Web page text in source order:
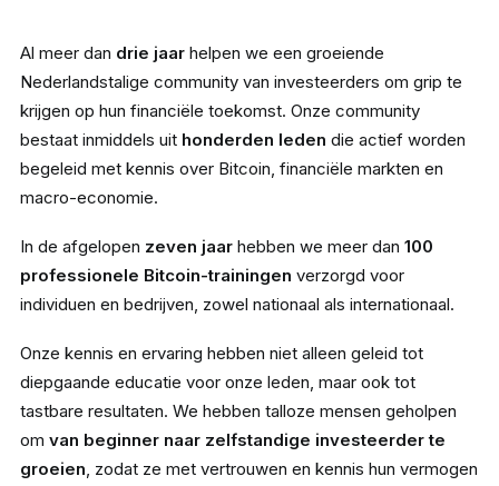
Al meer dan drie jaar helpen we een groeiende
Nederlandstalige community van investeerders om grip te
krijgen op hun financiële toekomst. Onze community
bestaat inmiddels uit honderden leden die actief worden
begeleid met kennis over Bitcoin, financiële markten en
macro-economie.
In de afgelopen zeven jaar hebben we meer dan 100
professionele Bitcoin-trainingen verzorgd voor
individuen en bedrijven, zowel nationaal als internationaal.
Onze kennis en ervaring hebben niet alleen geleid tot
diepgaande educatie voor onze leden, maar ook tot
tastbare resultaten. We hebben talloze mensen geholpen
om van beginner naar zelfstandige investeerder te
groeien, zodat ze met vertrouwen en kennis hun vermogen